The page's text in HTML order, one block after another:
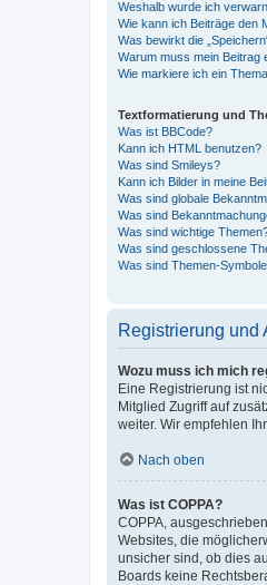
Weshalb wurde ich
Wie kann ich Beiträge den
Was bewirkt die
Warum muss mein Beitrag
Wie markiere ich ein
Textformatierung und
Was ist BBCode?
Kann ich HTML benutzen?
Was sind Smileys?
Kann ich Bilder in meine
Was sind globale
Was sind
Was sind wichtige
Was sind geschlossene
Was sind Themen-
Registrierung und
Wozu muss ich mich
Eine Registrierung ist
Mitglied Zugriff auf
weiter. Wir empfehlen
Nach oben
Was ist COPPA?
COPPA,
Websites, die
unsicher sind, ob dies
Boards keine